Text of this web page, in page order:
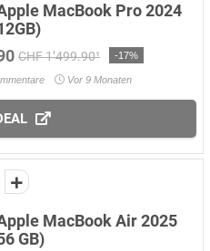
MacBook Pro 2024
CHF 1’499.90¹ -17%
Vor 9 Monaten
MacBook Air 2025
GB)